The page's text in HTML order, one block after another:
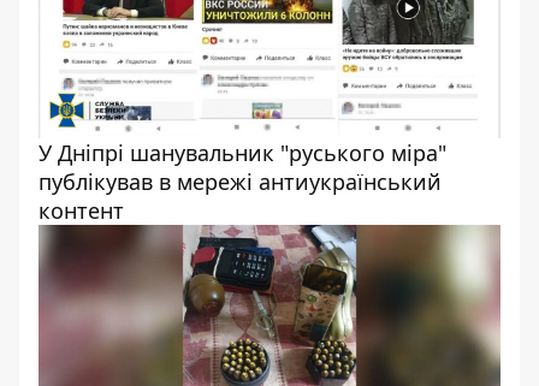
У Дніпрі шанувальник "руського міра"
публікував в мережі антиукраїнський
контент